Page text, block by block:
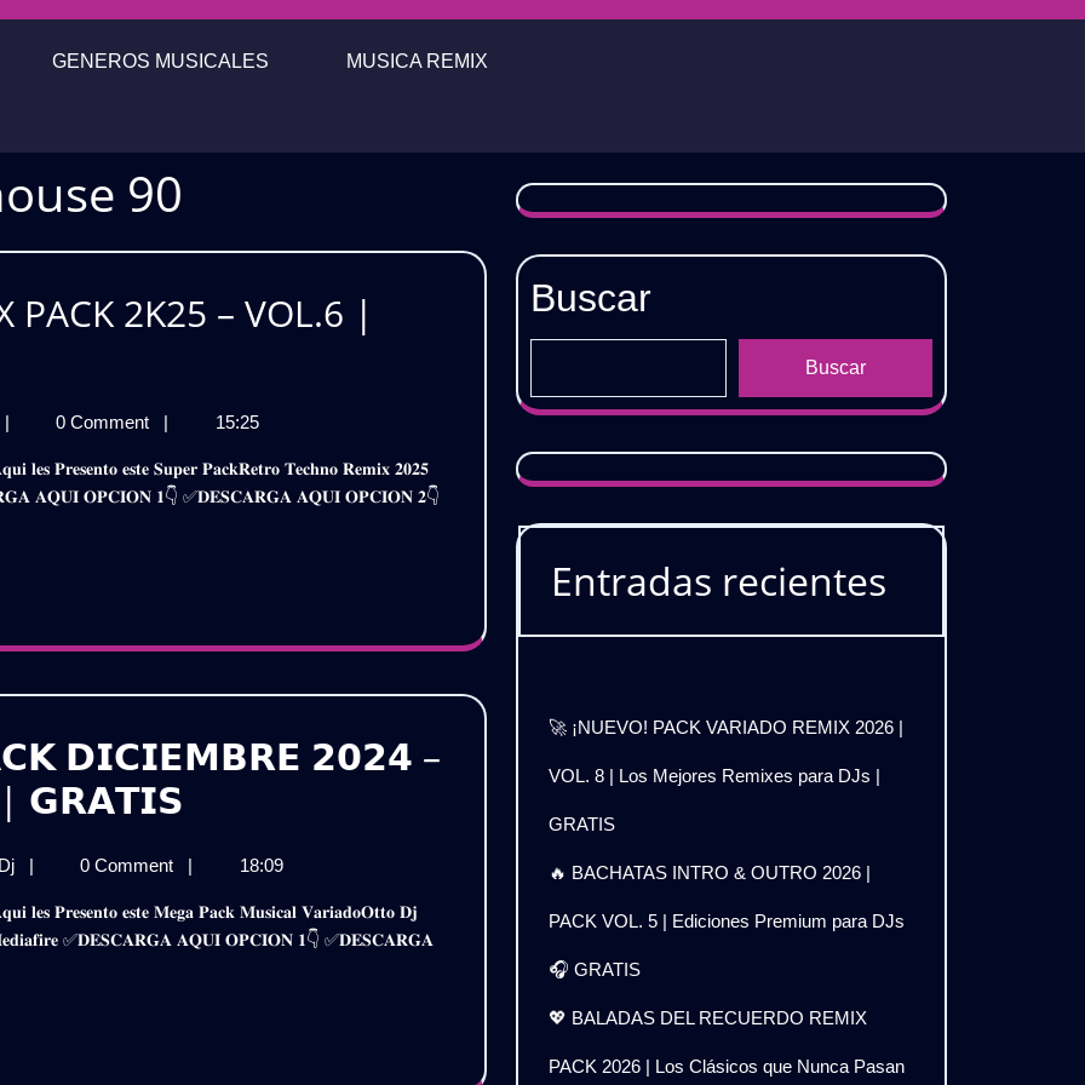
GENEROS MUSICALES MUSICA REMIX
90
PACK 2K25 – VOL.6 |
| 0 Comment | 15:25
𝐀𝐐𝐔𝐈 𝐎𝐏𝐂𝐈𝐎𝐍 𝟏👇 ✅𝐃𝐄𝐒𝐂𝐀𝐑𝐆𝐀 𝐀𝐐𝐔𝐈 𝐎𝐏𝐂𝐈𝐎𝐍 𝟐👇
𝗗𝗜𝗖𝗜𝗘𝗠𝗕𝗥𝗘 𝟮𝟬𝟮𝟰 –
𝗚𝗥𝗔𝗧𝗜𝗦
𝗥𝗘𝗠𝗜𝗫
𝗣𝗔𝗖𝗞
𝗢𝗧𝗧𝗢
𝗥𝗘𝗠𝗜𝗫
𝗣𝗔𝗖𝗞
| 0 Comment | 18:09
𝐌𝐞𝐝𝐢𝐚𝐟𝐢𝐫𝐞 ✅𝐃𝐄𝐒𝐂𝐀𝐑𝐆𝐀 𝐀𝐐𝐔𝐈 𝐎𝐏𝐂𝐈𝐎𝐍 𝟏👇 ✅𝐃𝐄𝐒𝐂𝐀𝐑𝐆𝐀
Buscar
Buscar
Entradas recientes
🚀 ¡NUEVO! PACK VARIADO REMIX 2026 |
VOL. 8 | Los Mejores Remixes para DJs |
GRATIS
🔥 BACHATAS INTRO & OUTRO 2026 |
PACK VOL. 5 | Ediciones Premium para DJs
🎧 GRATIS
💖 BALADAS DEL RECUERDO REMIX
PACK 2026 | Los Clásicos que Nunca Pasan